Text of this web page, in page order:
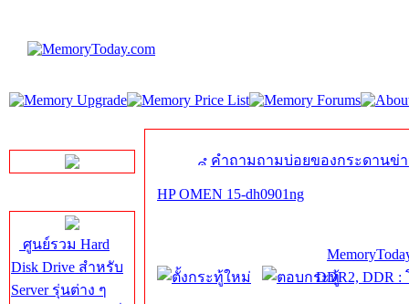
ศูนย์รวม Hard
Disk Drive สำหรับ
Server รุ่นต่าง ๆ
คำถามถามบ่อยของกระดานข่
HP OMEN 15-dh0901ng
DDR2, DDR :